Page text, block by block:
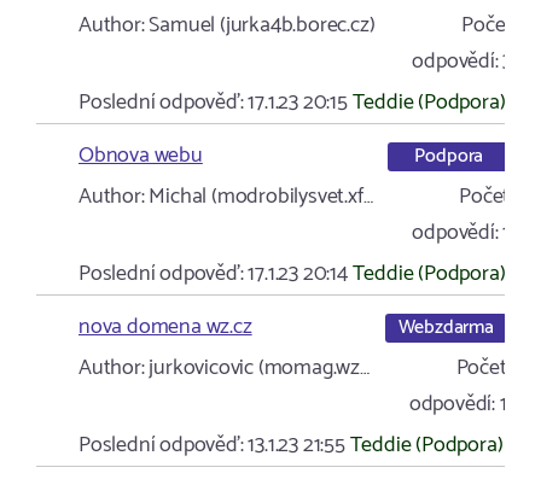
Author:Samuel (jurka4b.borec.cz)
Počet
odpovědí:3
Poslední odpověď:17.1.23 20:15Teddie (Podpora)
Obnova webu
Podpora
Author:Michal (modrobilysvet.xf…
Počet
odpovědí:1
Poslední odpověď:17.1.23 20:14Teddie (Podpora)
nova domena wz.cz
Webzdarma
Author:jurkovicovic (momag.wz…
Počet
odpovědí:1
Poslední odpověď:13.1.23 21:55Teddie (Podpora)